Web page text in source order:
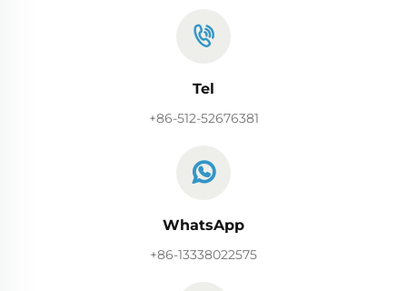
Tel
+86-512-52676381
WhatsApp
+86-13338022575